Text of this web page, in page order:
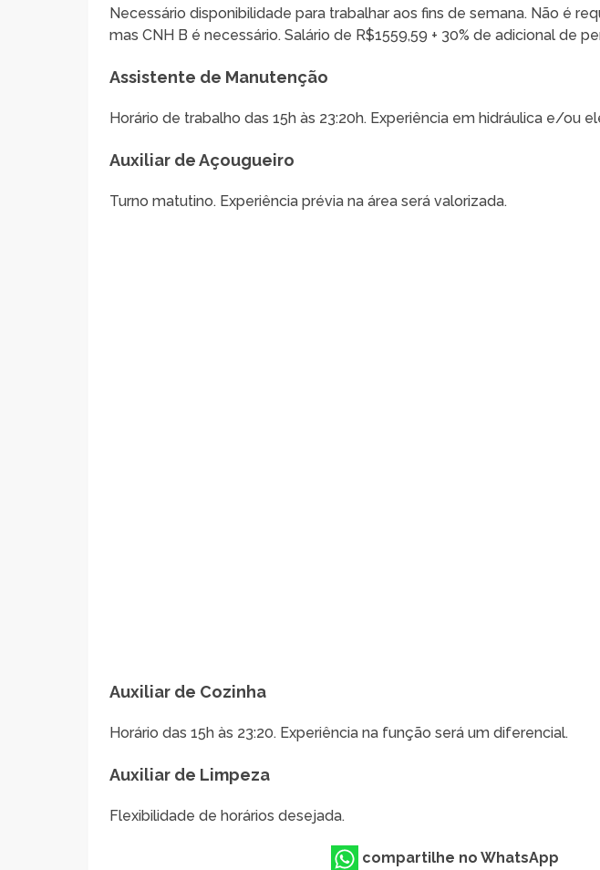
Necessário disponibilidade para trabalhar aos fins de semana. Não é
mas CNH B é necessário. Salário de R$1559,59 + 30% de adicional de
Assistente de Manutenção
Horário de trabalho das 15h às 23:20h. Experiência em hidráulica e/ou
Auxiliar de Açougueiro
Turno matutino. Experiência prévia na área será valorizada.
Auxiliar de Cozinha
Horário das 15h às 23:20. Experiência na função será um diferencial.
Auxiliar de Limpeza
Flexibilidade de horários desejada.
compartilhe no WhatsApp